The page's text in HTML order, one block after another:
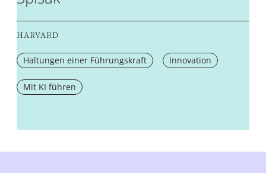
HARVARD
Haltungen einer Führungskraft Innovation
Mit KI führen